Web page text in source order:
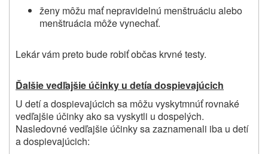
ženy môžu mať nepravidelnú menštruáciu alebo
menštruácia môže vynechať.
Lekár vám preto bude robiť občas krvné testy.
Ďalšie vedľajšie účinky u detía dospievajúcich
U detí a dospievajúcich sa môžu vyskytmnúť rovnaké
vedľajšie účinky ako sa vyskytli u dospelých.
Nasledovné vedľajšie účinky sa zaznamenali iba u detí
a dospievajúcich: